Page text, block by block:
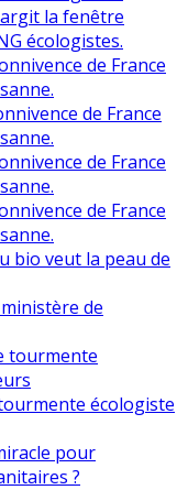
la fenêtre
écologistes.
de France
de France
de France
de France
bio veut la peau de
de
tourmente
écologiste
pour
?